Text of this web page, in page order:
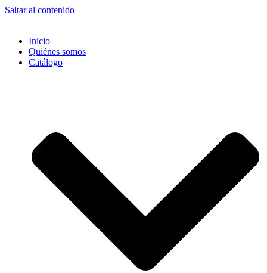
Saltar al contenido
Inicio
Quiénes somos
Catálogo